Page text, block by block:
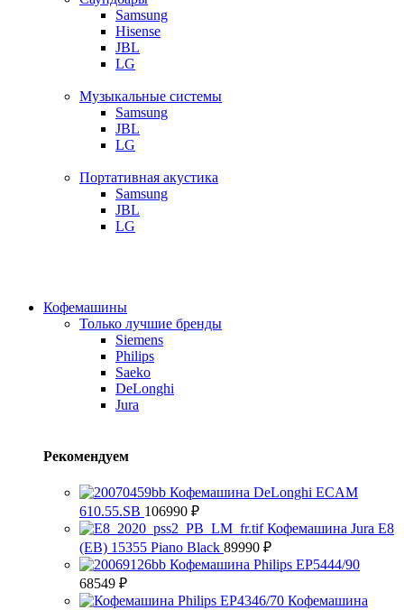
Samsung
Hisense
JBL
LG
Музыкальные системы
Samsung
JBL
LG
Портативная акустика
Samsung
JBL
LG
Кофемашины
Только лучшие бренды
Siemens
Philips
Saeko
DeLonghi
Jura
Рекомендуем
Кофемашина DeLonghi ECAM
610.55.SB 106990 ₽
Кофемашина Jura E8
(EB) 15355 Piano Black 89990 ₽
Кофемашина Philips EP5444/90
68549 ₽
Кофемашина